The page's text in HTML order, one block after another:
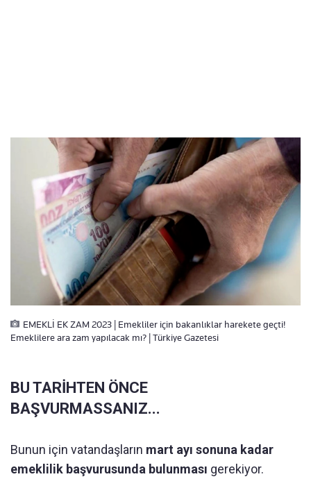
EMEKLİ EK ZAM 2023 | Emekliler için bakanlıklar harekete geçti!
Emeklilere ara zam yapılacak mı? | Türkiye Gazetesi
BU TARİHTEN ÖNCE
BAŞVURMASSANIZ...
Bunun için vatandaşların mart ayı sonuna kadar
emeklilik başvurusunda bulunması gerekiyor.